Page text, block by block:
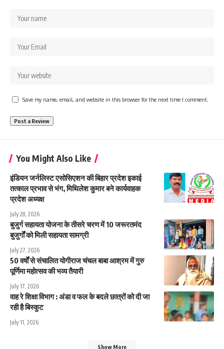
Save my name, email, and website in this browser for the next time I comment.
You Might Also Like
इंडियन जर्नलिस्ट एसोसिएशन की बिहार प्रदेश इकाई
तत्काल प्रभाव से भंग, मिथिलेश कुमार बने कार्यवाहक
प्रदेश अध्यक्ष
July 28, 2026
बुजुर्ग सहायता योजना के तीसरे चरण में 10 जरूरतमंद
बुजुर्गों को मिली सहायता सामग्री
July 27, 2026
50 वर्षों से संचालित योगीराज चंचल बाबा आश्रम में गुरु
पूर्णिमा महोत्सव की भव्य तैयारी
July 17, 2026
वाह रे शिक्षा विभाग : अंडा व फल के बदले छात्रों को दी जा
रही है बिस्कुट
July 11, 2026
Show More